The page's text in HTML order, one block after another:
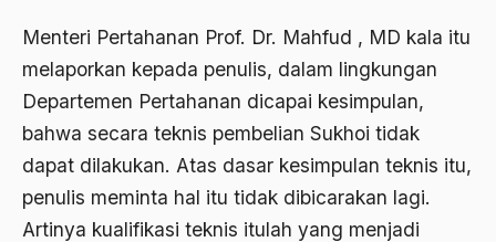
Menteri Pertahanan Prof. Dr. Mahfud , MD kala itu
melaporkan kepada penulis, dalam lingkungan
Departemen Pertahanan dicapai kesimpulan,
bahwa secara teknis pembelian Sukhoi tidak
dapat dilakukan. Atas dasar kesimpulan teknis itu,
penulis meminta hal itu tidak dibicarakan lagi.
Artinya kualifikasi teknis itulah yang menjadi
1981
1980
1979
1978
Advisors
Aera-Europa
Afganistan
Afiliasi Kultural